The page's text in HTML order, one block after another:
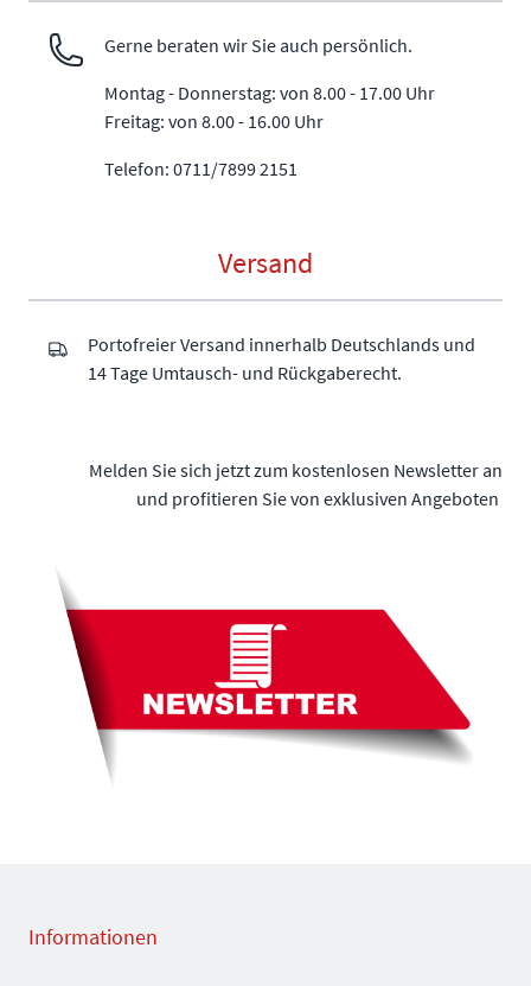
Gerne beraten wir Sie auch persönlich.
Montag - Donnerstag: von 8.00 - 17.00 Uhr
Freitag: von 8.00 - 16.00 Uhr
Telefon: 0711/7899 2151
Versand
Portofreier Versand innerhalb Deutschlands und
14 Tage Umtausch- und Rückgaberecht.
Melden Sie sich jetzt zum kostenlosen Newsletter an
und profitieren Sie von exklusiven Angeboten
Informationen